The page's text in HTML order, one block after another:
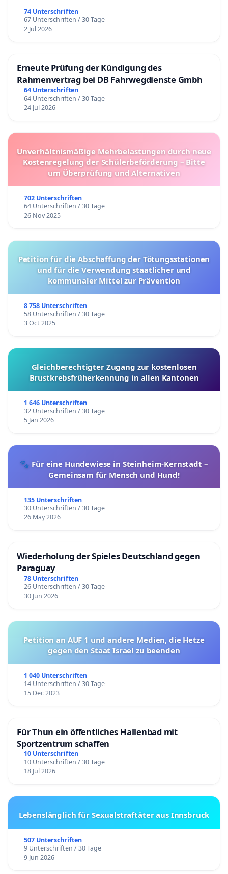
74 Unterschriften
67 Unterschriften / 30 Tage
2 Jul 2026
Erneute Prüfung der Kündigung des
Rahmenvertrag bei DB Fahrwegdienste Gmbh
64 Unterschriften
64 Unterschriften / 30 Tage
24 Jul 2026
Unverhältnismäßige Mehrbelastungen durch neue
Kostenregelung der Schülerbeförderung – Bitte
um Überprüfung und Alternativen
702 Unterschriften
64 Unterschriften / 30 Tage
26 Nov 2025
Petition für die Abschaffung der Tötungsstationen
und für die Verwendung staatlicher und
kommunaler Mittel zur Prävention
8 758 Unterschriften
58 Unterschriften / 30 Tage
3 Oct 2025
Gleichberechtigter Zugang zur kostenlosen
Brustkrebsfrüherkennung in allen Kantonen
1 646 Unterschriften
32 Unterschriften / 30 Tage
5 Jan 2026
🐾 Für eine Hundewiese in Steinheim-Kernstadt –
Gemeinsam für Mensch und Hund!
135 Unterschriften
30 Unterschriften / 30 Tage
26 May 2026
Wiederholung der Spieles Deutschland gegen
Paraguay
78 Unterschriften
26 Unterschriften / 30 Tage
30 Jun 2026
Petition an AUF 1 und andere Medien, die Hetze
gegen den Staat Israel zu beenden
1 040 Unterschriften
14 Unterschriften / 30 Tage
15 Dec 2023
Für Thun ein öffentliches Hallenbad mit
Sportzentrum schaffen
10 Unterschriften
10 Unterschriften / 30 Tage
18 Jul 2026
Lebenslänglich für Sexualstraftäter aus Innsbruck
507 Unterschriften
9 Unterschriften / 30 Tage
9 Jun 2026